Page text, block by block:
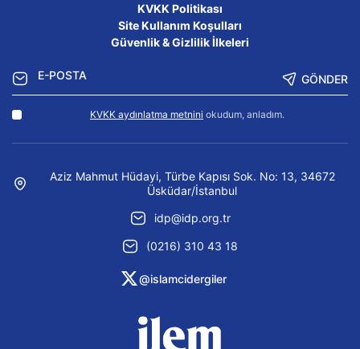
KVKK Politikası
Site Kullanım Koşulları
Güvenlik & Gizlilik İlkeleri
GÖNDER
KVKK aydınlatma metnini okudum, anladım.
Aziz Mahmut Hüdayi, Türbe Kapısı Sok. No: 13, 34672
Üsküdar/İstanbul
idp@idp.org.tr
(0216) 310 43 18
@islamcidergiler